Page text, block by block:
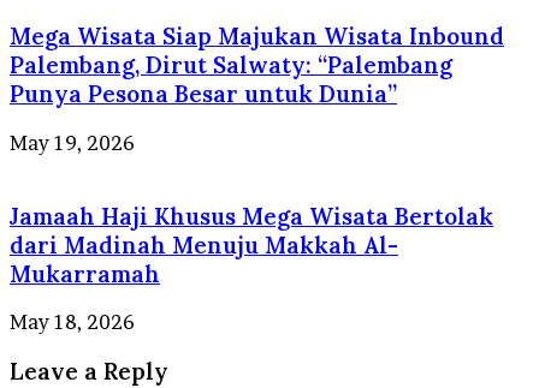
Mega Wisata Siap Majukan Wisata Inbound
Palembang, Dirut Salwaty: “Palembang
Punya Pesona Besar untuk Dunia”
May 19, 2026
Jamaah Haji Khusus Mega Wisata Bertolak
dari Madinah Menuju Makkah Al-
Mukarramah
May 18, 2026
Leave a Reply